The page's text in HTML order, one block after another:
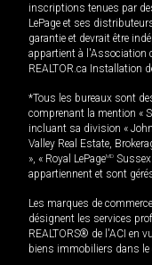
inscriptions tenues par
LePage et ses
garantie et devrait être
appartient à l'Association
REALTOR.ca Installation
*Tous les bureaux sont
comprenant la mention «
incluant sa division «
Valley Real Estate,
», « Royal LePageMD
appartiennent et sont
Les marques de
désignent les services
REALTORS® de l'ACI en
biens immobiliers dans le